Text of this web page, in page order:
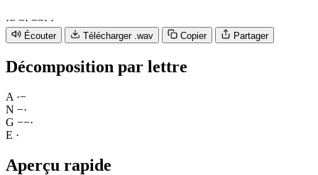
·− −· −−· ·
Écouter Télécharger .wav Copier Partager
Décomposition par lettre
A ·−
N −·
G −−·
E ·
Aperçu rapide